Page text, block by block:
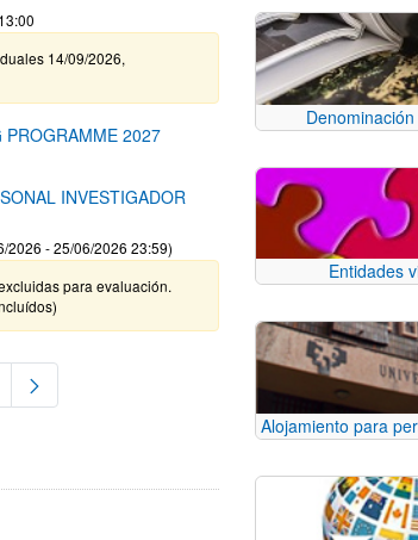
14/09/2026,
PROGRAMME 2027
INVESTIGADOR
2026 - 25/06/2026 23:59)
para evaluación.
intermedias Use TAB para desplazarse.
Entidades
Alojamiento para